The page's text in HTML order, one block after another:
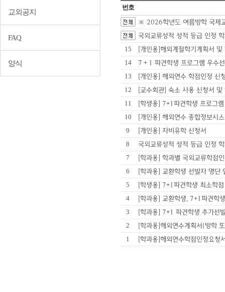
교외공지
FAQ
양식
번호
※ 2026학년도 여름방학 국제
국외교류성적 성적 등급 인정
15 [개인용]해외계절학기계획서
14 7＋1 파견학생 프로그램 우수
13 [개인용] 해외연수 학점인정
12 [교수회관] 숙소 사용 신청서
11 [학생용] 7+1파견학생 프로그
10 [개인용] 해외연수 종합정보시
9 [개인용] 자비유학 신청서
8 국외교류성적 성적 등급 인정
7 [학과용] 학과별 국외교류학점
6 [학과용] 교환학생 선발자 명
5 [학생용] 7+1파견학생 최소학
4 [학과용] 교환학생, 7+1파견학
3 [학과용] 7+1 파견학생 추가선
2 [학과용]해외연수계획서(방학
1 [학과용]해외연수학점인정요